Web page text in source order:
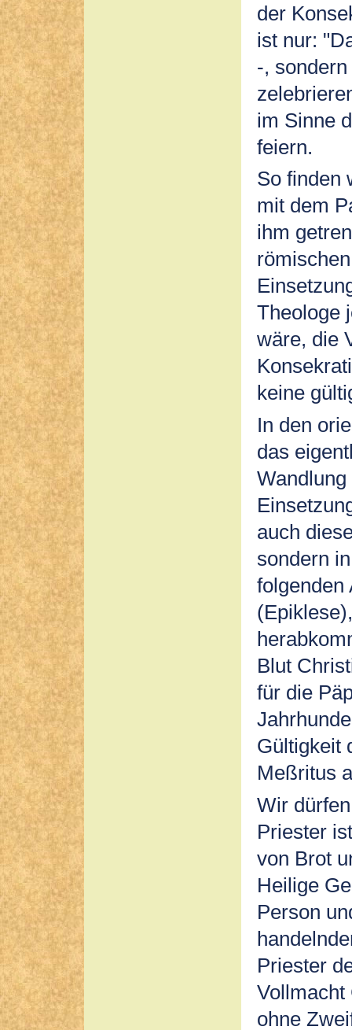
der
ist nur:
-,
im Sinne
feiern.
So finden
mit dem
ihm
Theologe
wäre, die
keine
In den
das
auch
sondern
folgenden
Blut
für die
Gültigkeit
Meßritus
Wir
Priester
von Brot
Heilige
Person
Priester
Vollmacht
ohne